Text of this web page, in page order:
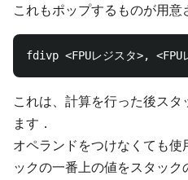
これもポップするものが用意
これは、計算を行った後ス
ます．
オペランドをつけなくても
ックの一番上の値をスタッ